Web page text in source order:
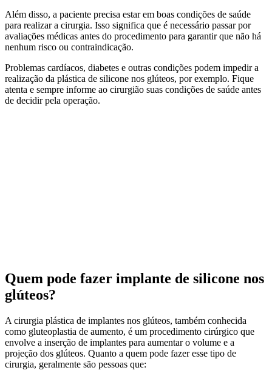
Além disso, a paciente precisa estar em boas condições de saúde
para realizar a cirurgia. Isso significa que é necessário passar por
avaliações médicas antes do procedimento para garantir que não há
nenhum risco ou contraindicação.
Problemas cardíacos, diabetes e outras condições podem impedir a
realização da plástica de silicone nos glúteos, por exemplo. Fique
atenta e sempre informe ao cirurgião suas condições de saúde antes
de decidir pela operação.
Quem pode fazer implante de silicone nos
glúteos?
A cirurgia plástica de implantes nos glúteos, também conhecida
como gluteoplastia de aumento, é um procedimento cirúrgico que
envolve a inserção de implantes para aumentar o volume e a
projeção dos glúteos. Quanto a quem pode fazer esse tipo de
cirurgia, geralmente são pessoas que: